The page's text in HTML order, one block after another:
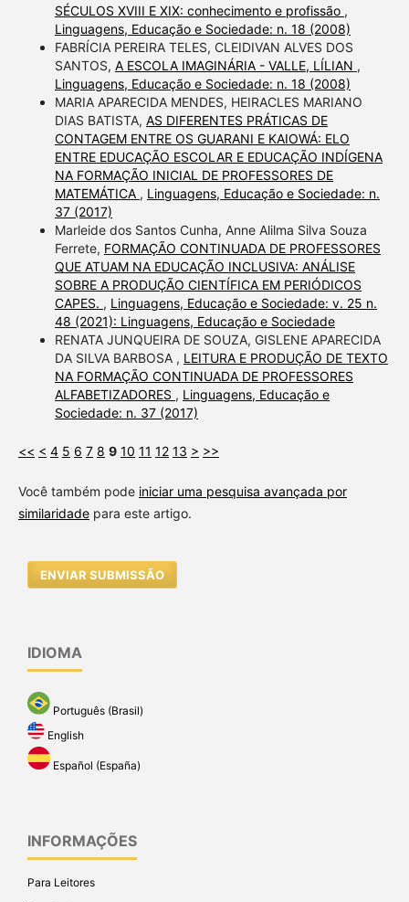
SÉCULOS XVIII E XIX: conhecimento e profissão ,
Linguagens, Educação e Sociedade: n. 18 (2008)
FABRÍCIA PEREIRA TELES, CLEIDIVAN ALVES DOS
SANTOS, A ESCOLA IMAGINÁRIA - VALLE, LÍLIAN ,
Linguagens, Educação e Sociedade: n. 18 (2008)
MARIA APARECIDA MENDES, HEIRACLES MARIANO
DIAS BATISTA, AS DIFERENTES PRÁTICAS DE
CONTAGEM ENTRE OS GUARANI E KAIOWÁ: ELO
ENTRE EDUCAÇÃO ESCOLAR E EDUCAÇÃO INDÍGENA
NA FORMAÇÃO INICIAL DE PROFESSORES DE
MATEMÁTICA , Linguagens, Educação e Sociedade: n.
37 (2017)
Marleide dos Santos Cunha, Anne Alilma Silva Souza
Ferrete, FORMAÇÃO CONTINUADA DE PROFESSORES
QUE ATUAM NA EDUCAÇÃO INCLUSIVA: ANÁLISE
SOBRE A PRODUÇÃO CIENTÍFICA EM PERIÓDICOS
CAPES. , Linguagens, Educação e Sociedade: v. 25 n.
48 (2021): Linguagens, Educação e Sociedade
RENATA JUNQUEIRA DE SOUZA, GISLENE APARECIDA
DA SILVA BARBOSA , LEITURA E PRODUÇÃO DE TEXTO
NA FORMAÇÃO CONTINUADA DE PROFESSORES
ALFABETIZADORES , Linguagens, Educação e
Sociedade: n. 37 (2017)
<< < 4 5 6 7 8 9 10 11 12 13 > >>
Você também pode iniciar uma pesquisa avançada por
similaridadepara este artigo.
ENVIAR SUBMISSÃO
IDIOMA
Português (Brasil)
English
Español (España)
INFORMAÇÕES
Para Leitores